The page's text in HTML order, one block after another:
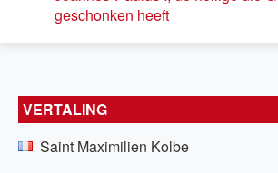
geschonken heeft
VERTALING
Saint Maximilien Kolbe